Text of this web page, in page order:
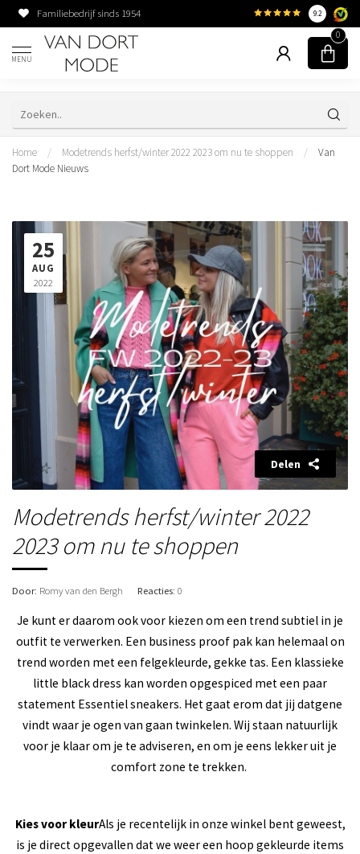
Familiebedrijf sinds 1954 9.2
MENU
0
Home / Modetrends herfst/winter 2022 2023 om nu te shoppen /
Van
Dort Mode Nieuws
25
AUG
2022
Delen
Modetrends herfst/winter 2022
2023 om nu te shoppen
Door: Romy van den Bergh Reacties: 0
Je kunt er daarom ook voor kiezen om een trend subtiel in je
outfit te verwerken. Een business proof pak kan helemaal on
trend worden met een felgekleurde, gekke tas. Een klassieke
little black dress kan worden opgespiced met een paar
statement Essentiel sneakers. Het gaat erom dat jij datgene
vindt waar je ogen van gaan twinkelen. Wij staan natuurlijk
voor je klaar om je te adviseren, en om je eens lekker uit je
comfort zone te trekken.
Kies voor kleurAls je recentelijk in onze winkel bent geweest,
is je direct opgevallen dat we weer een hoop gekleurde items